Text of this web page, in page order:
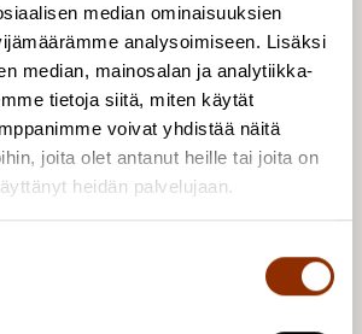
median ominaisuuksien
analysoimiseen. Lisäksi
median, mainosalan ja analytiikka-
tietoja siitä, miten käytät
voivat yhdistää näitä
joita olet antanut heille tai joita on
heidän palvelujaan.
kriisien keskellä voimaa
kun samaan aikaan
murenevat allamme?
lisää tuskaa. Me Cuporessa
auttaa meitä jäsentämään
näkemys
suuntaamaan resursseja
ja kaikkia ihmisiä eri